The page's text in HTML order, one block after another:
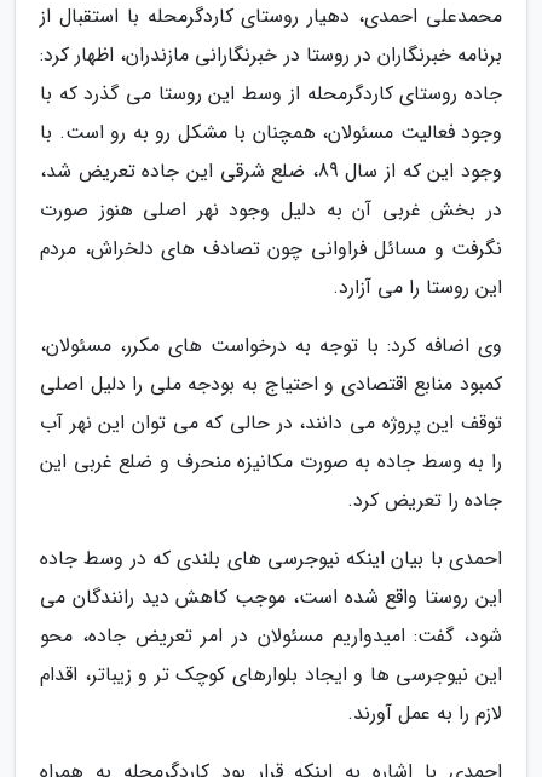
محمدعلی احمدی، دهیار روستای کاردگرمحله با استقبال از
برنامه خبرنگاران در روستا در خبرنگارانی مازندران، اظهار کرد:
جاده روستای کاردگرمحله از وسط این روستا می گذرد که با
وجود فعالیت مسئولان، همچنان با مشکل رو به رو است. با
وجود این که از سال 89، ضلع شرقی این جاده تعریض شد،
در بخش غربی آن به دلیل وجود نهر اصلی هنوز صورت
نگرفت و مسائل فراوانی چون تصادف های دلخراش، مردم
این روستا را می آزارد.
وی اضافه کرد: با توجه به درخواست های مکرر، مسئولان،
کمبود منابع اقتصادی و احتیاج به بودجه ملی را دلیل اصلی
توقف این پروژه می دانند، در حالی که می توان این نهر آب
را به وسط جاده به صورت مکانیزه منحرف و ضلع غربی این
جاده را تعریض کرد.
احمدی با بیان اینکه نیوجرسی های بلندی که در وسط جاده
این روستا واقع شده است، موجب کاهش دید رانندگان می
شود، گفت: امیدواریم مسئولان در امر تعریض جاده، محو
این نیوجرسی ها و ایجاد بلوارهای کوچک تر و زیباتر، اقدام
لازم را به عمل آورند.